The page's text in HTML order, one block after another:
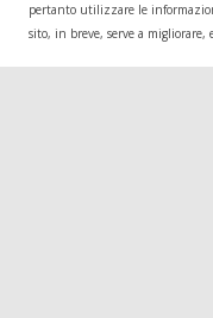
pertanto utilizzare le
sito, in breve, serve a